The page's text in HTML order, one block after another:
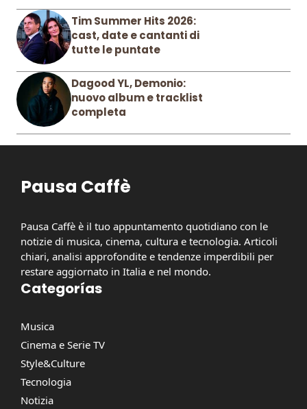
Tim Summer Hits 2026:
cast, date e cantanti di
tutte le puntate
Dagood YL, Demonio:
nuovo album e tracklist
completa
Pausa Caffè
Pausa Caffè è il tuo appuntamento quotidiano con le
notizie di musica, cinema, cultura e tecnologia. Articoli
chiari, analisi approfondite e tendenze imperdibili per
restare aggiornato in Italia e nel mondo.
Categorías
Musica
Cinema e Serie TV
Style&Culture
Tecnologia
Notizia